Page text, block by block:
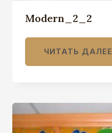
Modern_2_2
ЧИТАТЬ ДАЛЕЕ